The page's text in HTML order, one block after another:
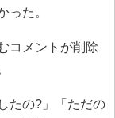
った。
コメントが削除
たの?」「ただの